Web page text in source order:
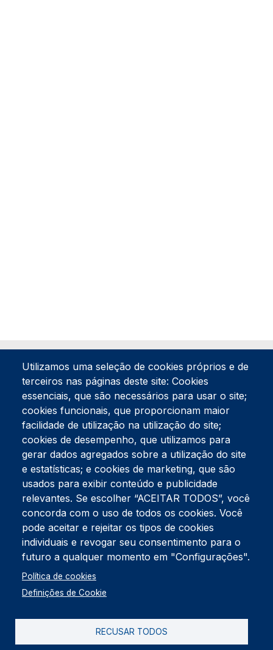
Tel:234 390 100Fax:234 390 100
Endereço Postal
Apartado 42
Rua Gil Eanes 31
3834-908 Gafanha da Nazaré
Estúdios
Rua Prior Guerra
Edifício do Centro Cultural da Gafanha da Nazaré
3830-556 Gafanha da Nazaré
Rodapé
Cookies
Política de Privacidade
Utilizamos uma seleção de cookies próprios e de
terceiros nas páginas deste site: Cookies
essenciais, que são necessários para usar o site;
cookies funcionais, que proporcionam maior
facilidade de utilização na utilização do site;
cookies de desempenho, que utilizamos para
gerar dados agregados sobre a utilização do site
e estatísticas; e cookies de marketing, que são
usados para exibir conteúdo e publicidade
relevantes. Se escolher “ACEITAR TODOS”, você
concorda com o uso de todos os cookies. Você
pode aceitar e rejeitar os tipos de cookies
individuais e revogar seu consentimento para o
futuro a qualquer momento em "Configurações".
Política de cookies
Definições de Cookie
RECUSAR TODOS